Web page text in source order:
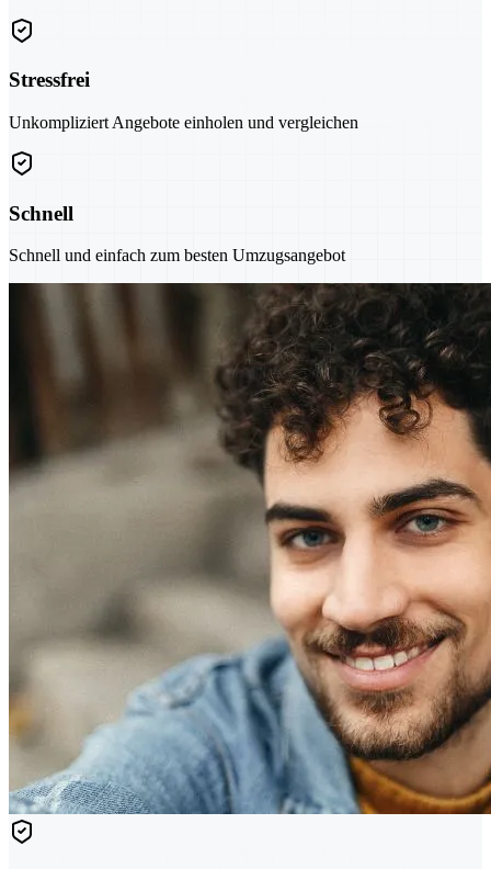
Stressfrei
Unkompliziert Angebote einholen und vergleichen
Schnell
Schnell und einfach zum besten Umzugsangebot